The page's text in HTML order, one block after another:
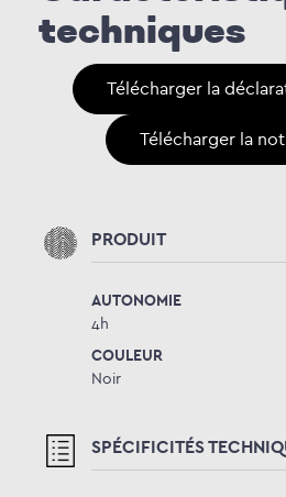
techniques
Télécharger la
Télécharger la
PRODUIT
AUTONOMIE
4h
COULEUR
Noir
SPÉCIFICITÉS